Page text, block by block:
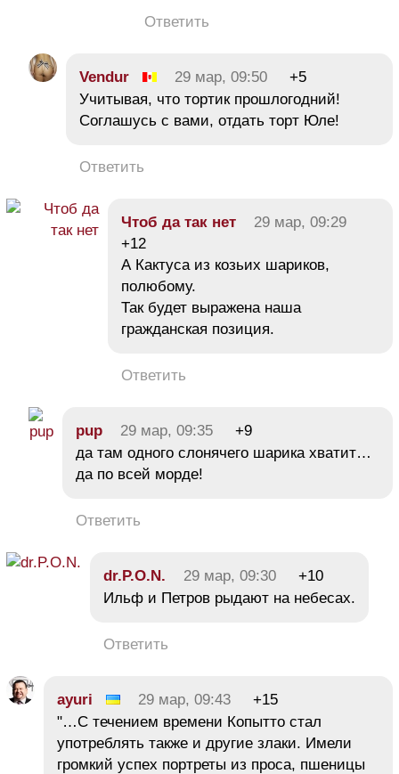
Ответить
Vendur 29 мар, 09:50
+5
Учитывая, что тортик прошлогодний!
Соглашусь с вами, отдать торт Юле!
Ответить
Чтоб да так нет
29 мар, 09:29
+12
А Кактуса из козьих шариков,
полюбому.
Так будет выражена наша
гражданская позиция.
Ответить
pup 29 мар, 09:35
+9
да там одного слонячего шарика хватит…
да по всей морде!
Ответить
dr.P.O.N. 29 мар, 09:30
+10
Ильф и Петров рыдают на небесах.
Ответить
ayuri 29 мар, 09:43
+15
"…С течением времени Копытто стал
употреблять также и другие злаки. Имели
громкий успех портреты из проса, пшеницы